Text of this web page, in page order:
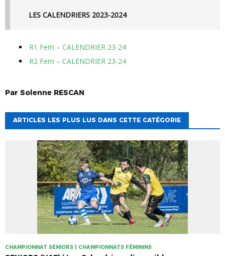
LES CALENDRIERS 2023-2024
R1 Fem – CALENDRIER 23-24
R2 Fem – CALENDRIER 23-24
Par Solenne RESCAN
ARTICLES LES PLUS LUS DANS CETTE CATÉGORIE
CHAMPIONNAT SÉNIORS | CHAMPIONNATS FÉMININS